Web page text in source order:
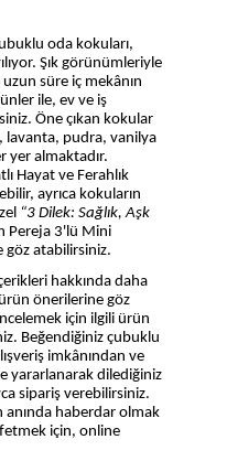
oda kokuları,
Şık görünümleriyle
süre iç mekânın
ile, ev ve iş
Öne çıkan kokular
lavanta, pudra, vanilya
yer almaktadır.
Hayat ve Ferahlık
ayrıca kokuların
“3 Dilek: Sağlık, Aşk
Pereja 3'lü Mini
göz atabilirsiniz.
hakkında daha
önerilerine göz
için ilgili ürün
Beğendiğiniz çubuklu
imkânından ve
yararlanarak dilediğiniz
sipariş verebilirsiniz.
anında haberdar olmak
için, online